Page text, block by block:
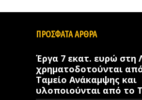
ΠΡΟΣΦΑΤΑ ΑΡΘΡΑ
Έργα 7 εκατ. ευρώ στη
χρηματοδοτούνται
Ταμείο Ανάκαμψης και
υλοποιούνται από το